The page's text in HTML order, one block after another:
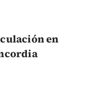
en